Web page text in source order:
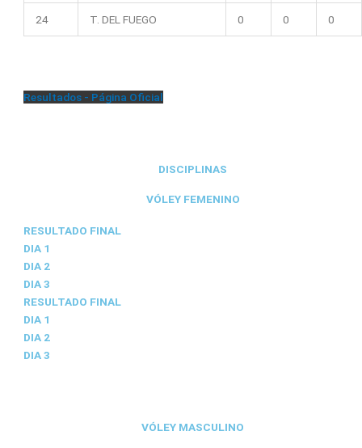
24 T. DEL FUEGO 0 0 0
Resultados - Página Oficial
DISCIPLINAS
VÓLEY FEMENINO
RESULTADO FINAL
DIA 1
DIA 2
DIA 3
RESULTADO FINAL
DIA 1
DIA 2
DIA 3
VÓLEY MASCULINO